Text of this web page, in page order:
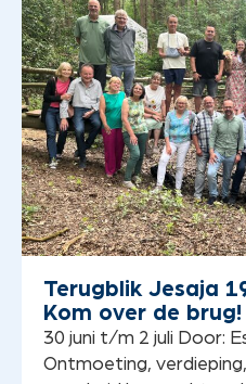
Terugblik Jesaja
Kom over de brug!
30 juni t/m 2 juli Door:
Ontmoeting,